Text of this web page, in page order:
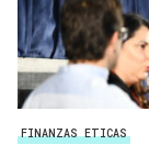
FINANZAS ETICAS